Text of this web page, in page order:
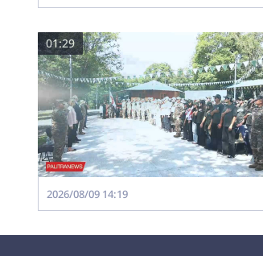
01:29
2026/08/09 14:19